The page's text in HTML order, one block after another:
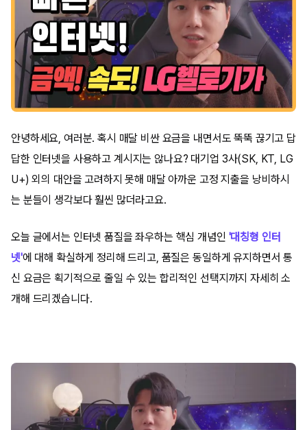
안녕하세요, 여러분. 혹시 매달 비싼 요금을 내면서도 뚝뚝 끊기고 답
답한 인터넷을 사용하고 계시지는 않나요? 대기업 3사(SK, KT, LG
U+) 외의 대안을 고려하지 못해 매달 아까운 고정 지출을 낭비하시
는 분들이 생각보다 훨씬 많더라고요.
오늘 글에서는 인터넷 품질을 좌우하는 핵심 개념인 '대칭형 인터
넷'에 대해 확실하게 정리해 드리고, 품질은 동일하게 유지하면서 통
신 요금은 획기적으로 줄일 수 있는 합리적인 선택지까지 자세히 소
개해 드리겠습니다.